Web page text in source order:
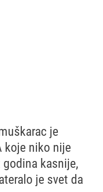
je
koje niko nije
kasnije,
je svet da